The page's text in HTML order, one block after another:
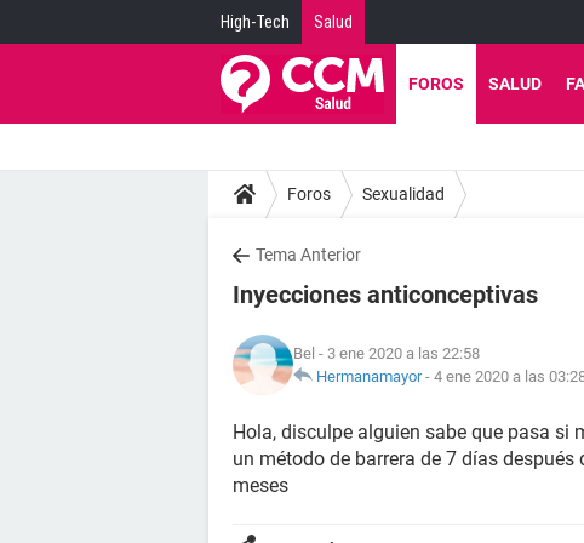
High-Tech Salud
FOROS SALUD
Foros Sexualidad
Tema Anterior
Inyecciones anticonceptivas
Bel - 3 ene 2020 a las 22:58
Hermanamayor- 4 ene 2020 a las
Hola, disculpe alguien sabe que pasa si
un método de barrera de 7 días
meses